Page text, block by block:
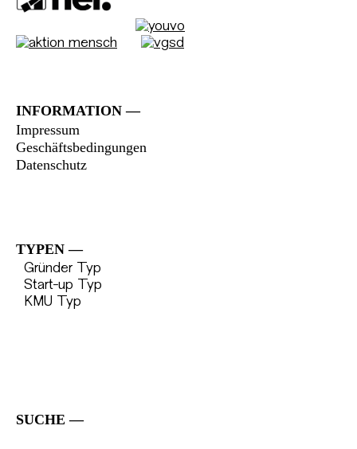
INFORMATION
Impressum
Geschäftsbedingungen
Datenschutz
TYPEN
Gründer Typ
Start-up Typ
KMU Typ
SUCHE